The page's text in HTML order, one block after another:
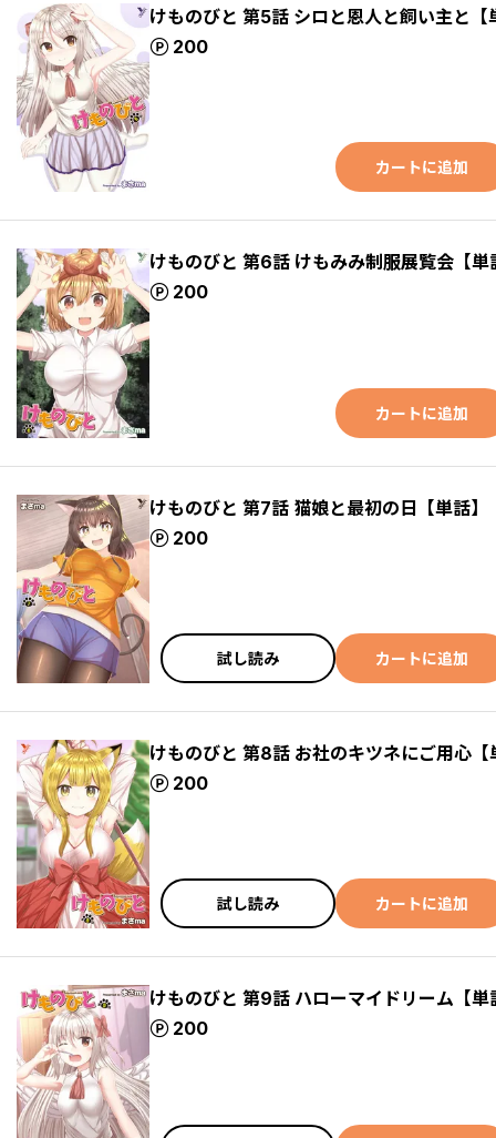
けものびと 第5話 シロと恩人と飼い主と【
200
ポイント
カートに追加
けものびと 第6話 けもみみ制服展覧会【単
200
ポイント
カートに追加
けものびと 第7話 猫娘と最初の日【単話】
200
ポイント
試し読み カートに追加
けものびと 第8話 お社のキツネにご用心【
200
ポイント
試し読み カートに追加
けものびと 第9話 ハローマイドリーム【単
200
ポイント